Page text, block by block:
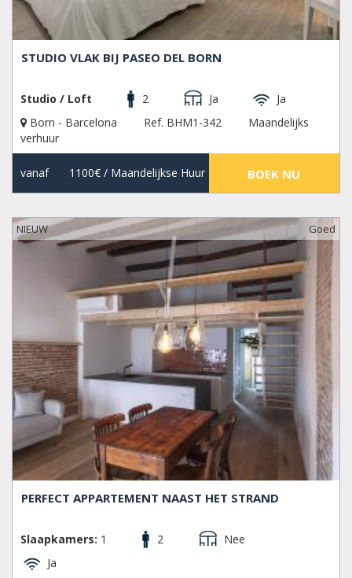
STUDIO VLAK BIJ PASEO DEL BORN
Studio / Loft 2 Ja
Ja
Born - Barcelona
Ref. BHM1-342
Maandelijks
verhuur
vanaf 1100€/ Maandelijkse Huur BOEK NU
NIEUW Goed
PERFECT APPARTEMENT NAAST HET STRAND
Slaapkamers: 1 2
Nee
Ja